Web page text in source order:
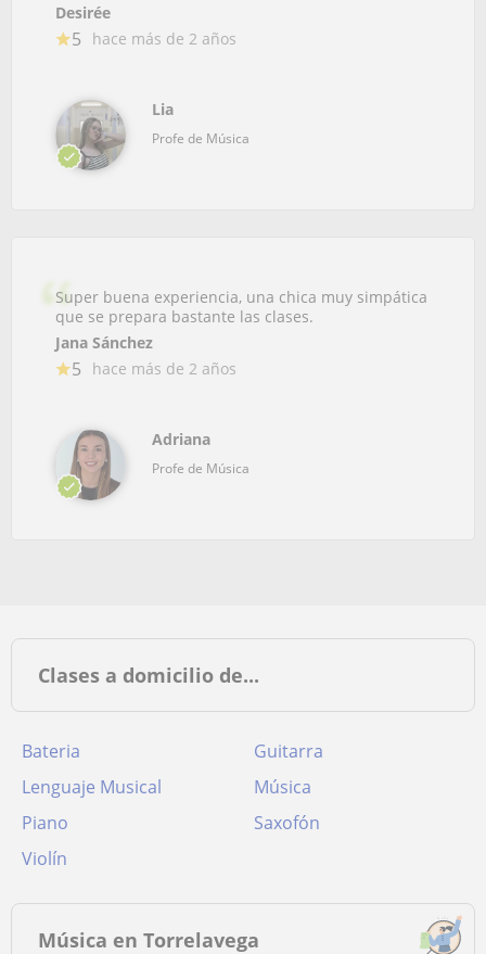
Desirée
5 hace más de 2 años
Lia
Profe de Música
Super buena experiencia, una chica muy simpática
que se prepara bastante las clases.
Jana Sánchez
5 hace más de 2 años
Adriana
Profe de Música
Clases a domicilio de...
Bateria
Guitarra
Lenguaje Musical
Música
Piano
Saxofón
Violín
Música en Torrelavega